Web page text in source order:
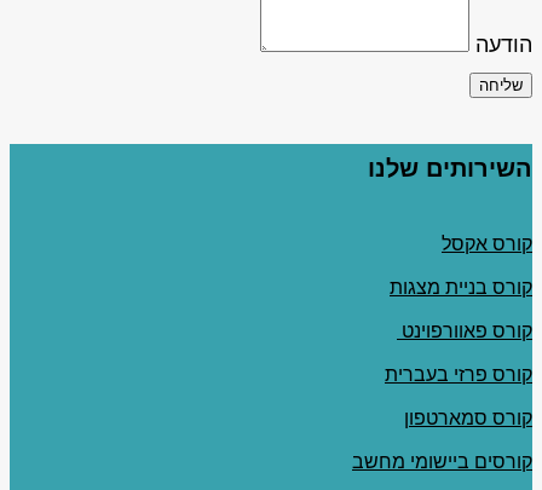
הודעה
שליחה
השירותים שלנו
קורס אקסל
קורס בניית מצגות
קורס פאוורפוינט
קורס פרזי בעברית
קורס סמארטפון
קורסים ביישומי מחשב